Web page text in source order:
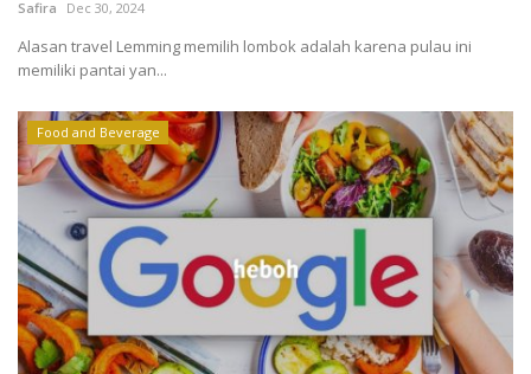
Safira Dec 30, 2024
Alasan travel Lemming memilih lombok adalah karena pulau ini
memiliki pantai yan...
Food and Beverage